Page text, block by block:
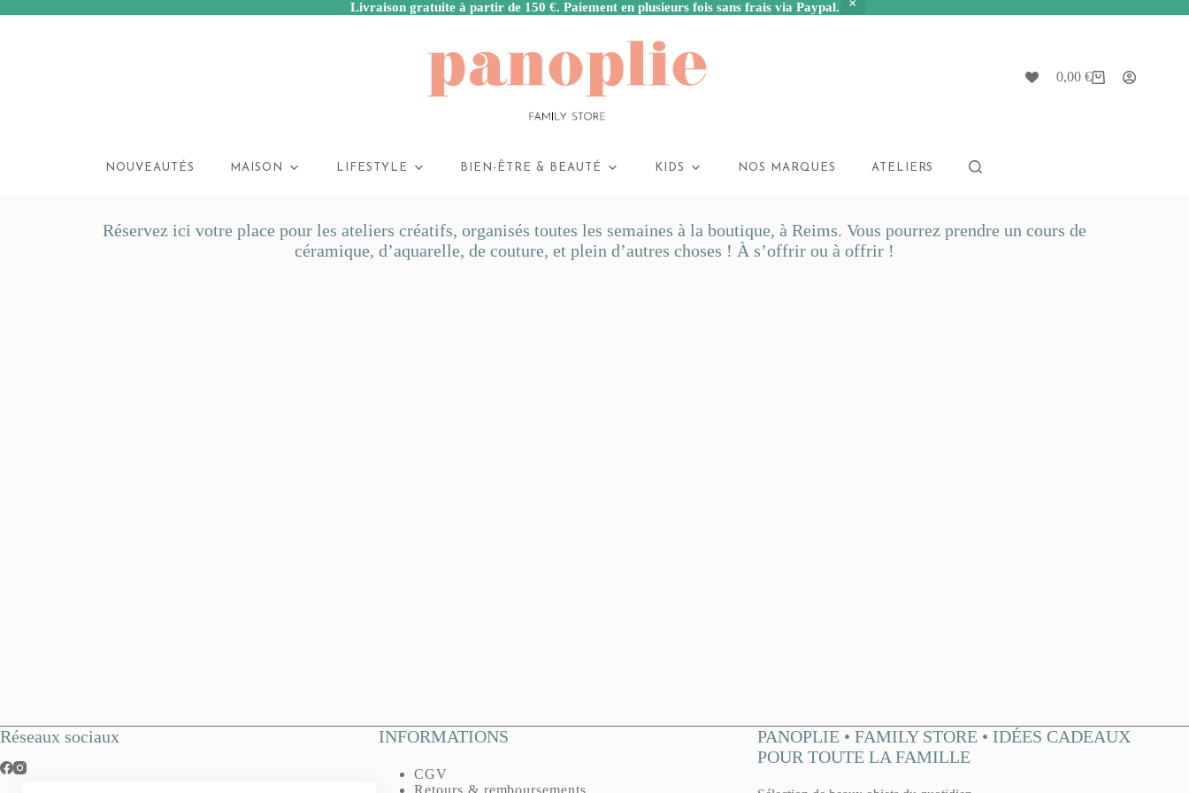
Livraison gratuite à partir de 150 €. Paiement en plusieurs fois sans frais via Paypal.
Panier
0,00 €
NOUVEAUTÉS MAISON LIFESTYLE BIEN-ÊTRE & BEAUTÉ KIDS NOS MARQUES ATELIERS
Réservez ici votre place pour les ateliers créatifs, organisés toutes les semaines à la boutique, à Reims. Vous pourrez prendre un cours de
céramique, d’aquarelle, de couture, et plein d’autres choses ! À s’offrir ou à offrir !
Réseaux sociaux INFORMATIONS
CGV
PANOPLIE • FAMILY STORE • IDÉES CADEAUX
POUR TOUTE LA FAMILLE